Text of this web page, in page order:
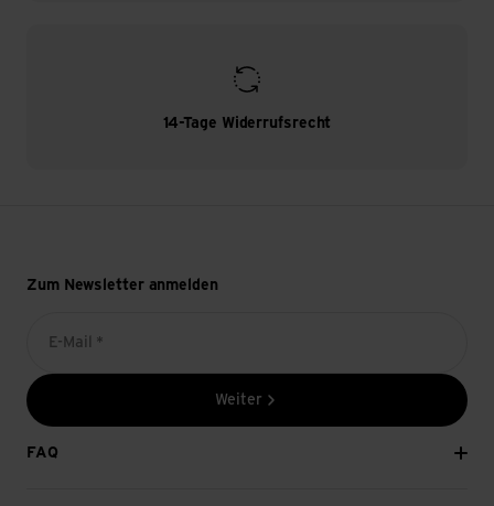
14-Tage Widerrufsrecht
Zum Newsletter anmelden
E-Mail *
Weiter
FAQ